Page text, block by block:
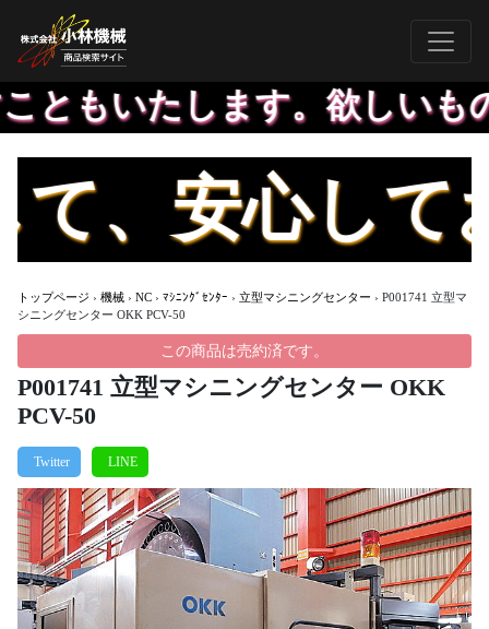
たします。欲しいもの登
安心してお
トップページ › 機械 › NC › ﾏｼﾆﾝｸﾞｾﾝﾀｰ › 立型マシニングセンター › P001741 立型マ
シニングセンター OKK PCV-50
この商品は売約済です。
P001741 立型マシニングセンター OKK
PCV-50